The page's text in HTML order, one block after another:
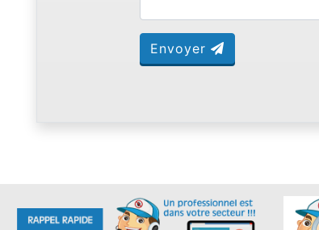
Envoyer